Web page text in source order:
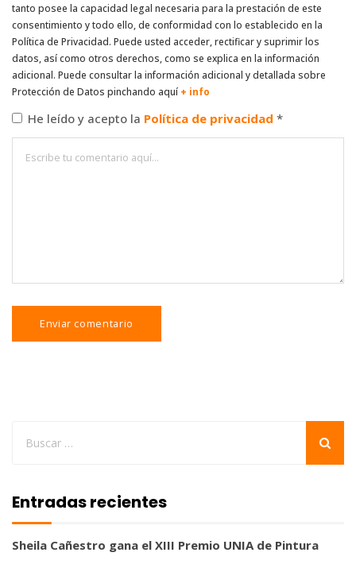
tanto posee la capacidad legal necesaria para la prestación de este
consentimiento y todo ello, de conformidad con lo establecido en la
Política de Privacidad. Puede usted acceder, rectificar y suprimir los
datos, así como otros derechos, como se explica en la información
adicional. Puede consultar la información adicional y detallada sobre
Protección de Datos pinchando aquí + info
He leído y acepto la Política de privacidad *
Entradas recientes
Sheila Cañestro gana el XIII Premio UNIA de Pintura